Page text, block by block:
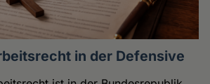
in der Defensive